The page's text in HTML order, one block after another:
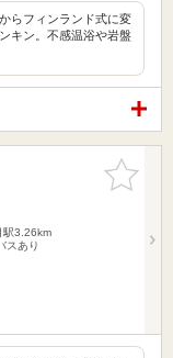
らフィンランド式に変
キン。不感温浴や岩盤
お気に入
りに追加
駅3.26km
スあり